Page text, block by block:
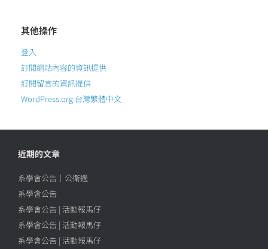
其他操作
登入
訂閱網站內容的資訊提供
訂閱留言的資訊提供
WordPress.org 台灣繁體中文
近期的文章
系學會公告｜公衛週
系學會公告
系學會公告 | 活動報馬仔
系學會公告 | 活動報馬仔
系學會公告 | 活動報馬仔